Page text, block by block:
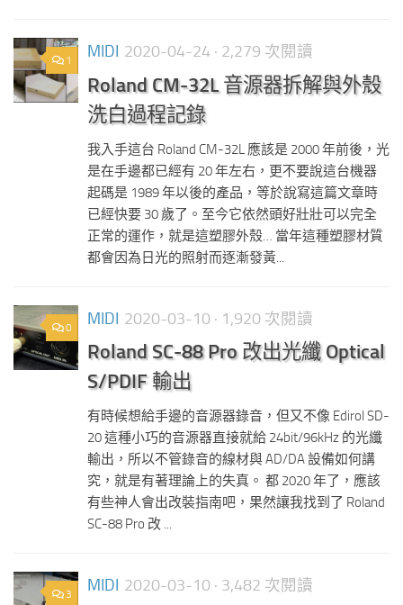
1 MIDI 2020-04-24 · 2,279 次閱讀
Roland CM-32L 音源器拆解與外殼
洗白過程記錄
我入手這台 Roland CM-32L 應該是 2000 年前後，光
是在手邊都已經有 20 年左右，更不要說這台機器
起碼是 1989 年以後的產品，等於說寫這篇文章時
已經快要 30 歲了。至今它依然頭好壯壯可以完全
正常的運作，就是這塑膠外殼… 當年這種塑膠材質
都會因為日光的照射而逐漸發黃...
0 MIDI 2020-03-10 · 1,920 次閱讀
Roland SC-88 Pro 改出光纖 Optical
S/PDIF 輸出
有時候想給手邊的音源器錄音，但又不像 Edirol SD-
20 這種小巧的音源器直接就給 24bit/96kHz 的光纖
輸出，所以不管錄音的線材與 AD/DA 設備如何講
究，就是有著理論上的失真。 都 2020 年了，應該
有些神人會出改裝指南吧，果然讓我找到了 Roland
SC-88 Pro 改 ...
3 MIDI 2020-03-10 · 3,482 次閱讀